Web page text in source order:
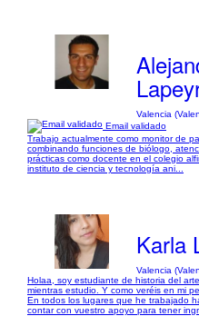
Valencia
Email validado
Trabajo actualmente como monitor de
combinando funciones de biólogo,
prácticas como docente en el colegio
instituto de ciencia y tecnología ani...
Karla
Valencia
Holaa, soy estudiante de historia del
mientras estudio. Y como veréis en mi
En todos los lugares que he trabajado
contar con vuestro apoyo para tener